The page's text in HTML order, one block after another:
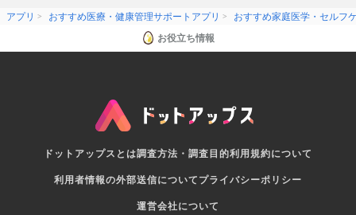
アプリ おすすめ医療・健康管理サポートアプリ
おすすめ家庭医学・セルフ
お役立ち情報
ドットアップスとは調査方法・調査目的利用規約について
利用者情報の外部送信についてプライバシーポリシー
運営会社について